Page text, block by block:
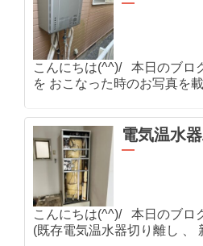
こんにちは(^^)/ 本日のブロ
を おこなった時のお写真を
電気温水
こんにちは(^^)/ 本日のブロ
(既存電気温水器切り離し 、